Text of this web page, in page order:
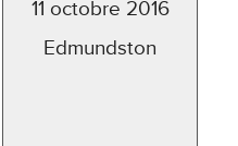
11 octobre 2016
Edmundston